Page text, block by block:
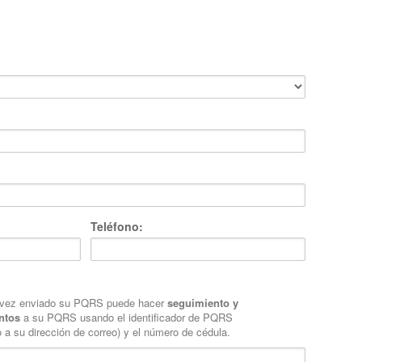
Teléfono:
enviado su PQRS puede hacerseguimiento y
a su PQRS usando el identificador de PQRS
a su dirección de correo) y el número de cédula.